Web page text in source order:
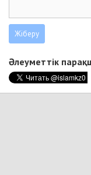
Әлеуметтік